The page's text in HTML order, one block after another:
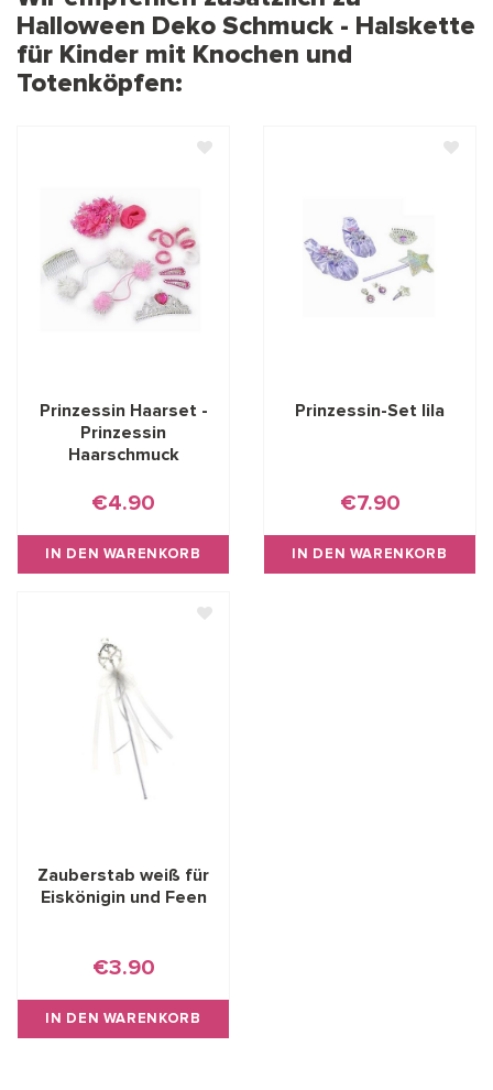
Halloween Deko Schmuck - Halskette
für Kinder mit Knochen und
Totenköpfen:
Prinzessin Haarset -
Prinzessin
Haarschmuck
€4.90
IN DEN WARENKORB
Prinzessin-Set lila
€7.90
IN DEN WARENKORB
Zauberstab weiß für
Eiskönigin und Feen
€3.90
IN DEN WARENKORB